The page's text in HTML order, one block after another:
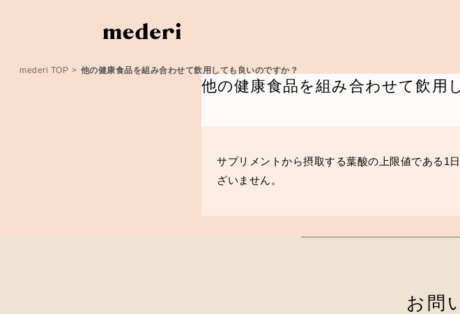
mederi TOP > 他の健康食品を組み合わせて飲用しても良いのですか？
他の健康食品を組み合わせて飲用
サプリメントから摂取する葉酸の上限値である1
ざいません。
お問